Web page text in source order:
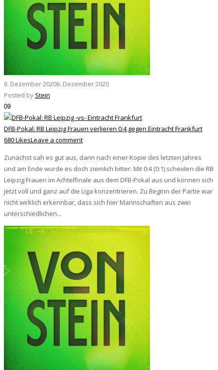
6. Dezember 20206. Dezember 2020
Posted by Stein
09
DFB-Pokal: RB Leipzig Frauen verlieren 0:4 gegen Eintracht Frankfurt
680 LikesLeave a comment
Zunächst sah es gut aus, dann nach einer Kopie des letzten Jahres
und am Ende wurde es doch ziemlich bitter. Mit 0:4 (0:1) scheiden die RB
Leipzig Frauen im Achtelfinale aus dem DFB-Pokal aus und können sich
jetzt voll und ganz auf die Liga konzentrieren. Zu Beginn der Partie war
nicht wirklich erkennbar, dass sich hier Mannschaften aus zwei
unterschiedlichen...